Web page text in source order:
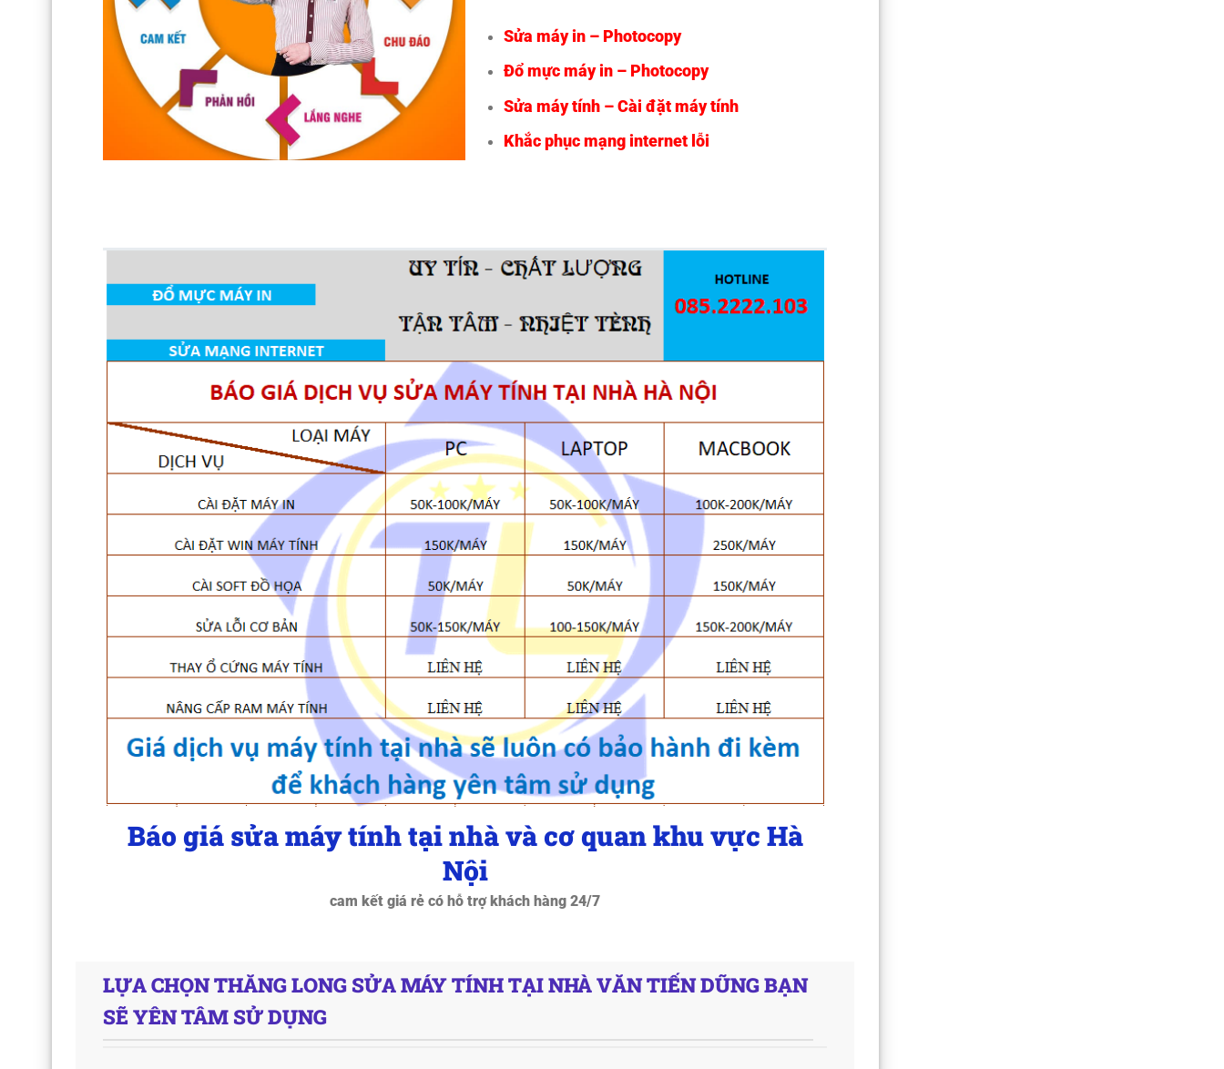
Sửa máy in – Photocopy
Đổ mực máy in – Photocopy
Sửa máy tính – Cài đặt máy tính
Khắc phục mạng internet lỗi
Báo giá sửa máy tính tại nhà và cơ quan khu vực Hà
Nội
cam kết giá rẻ có hỗ trợ khách hàng 24/7
LỰA CHỌN THĂNG LONG SỬA MÁY TÍNH TẠI NHÀ VĂN TIẾN DŨNG BẠN
SẼ YÊN TÂM SỬ DỤNG